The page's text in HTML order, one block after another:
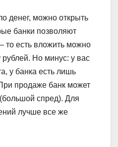
денег, можно открыть
банки позволяют
то есть вложить можно
рублей. Но минус: у вас
у банка есть лишь
продаже банк может
спред). Для
лучше все же